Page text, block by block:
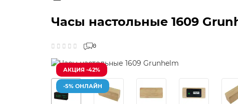
Часы настольные 1609
0
АКЦИЯ -42%
-5% ОНЛАЙН